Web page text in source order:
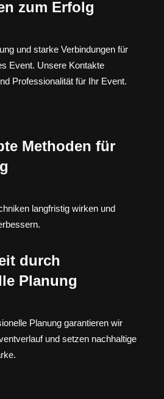
zum Erfolg
und starke Verbindungen für
Event. Unsere Kontakte
Professionalität für Ihr Event.
Methoden für
langfristig wirken und
durch
Planung
Planung garantieren wir
und setzen nachhaltige